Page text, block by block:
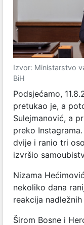
Izvor: Ministarstvo
BiH
Podsjećamo,
pretukao je, a
Sulejmanović, a
preko
dvije i ranio tri
izvršio
Nizama
nekoliko dana
reakcija
Širom Bosne i